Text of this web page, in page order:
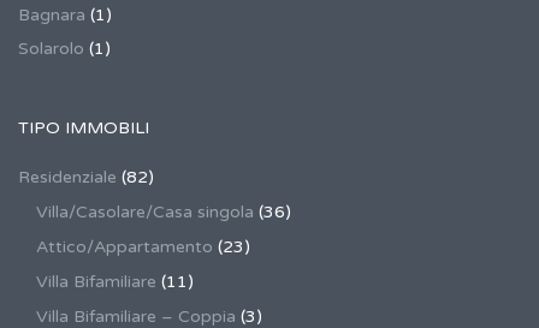
Bagnara (1)
Solarolo (1)
TIPO IMMOBILI
Residenziale (82)
Villa/Casolare/Casa singola (36)
Attico/Appartamento (23)
Villa Bifamiliare (11)
Villa Bifamiliare – Coppia (3)